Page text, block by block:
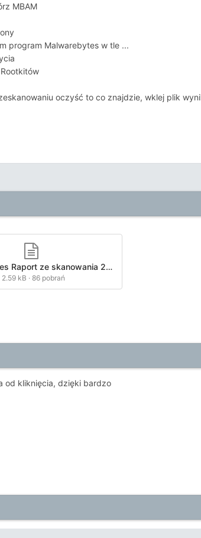
MBAM
program Malwarebytes w tle ...
oczyść to co znajdzie, wklej plik
Malwarebytes Raport ze skanowania 2024-09-01 103103.txt
2.59 kB ·86 pobrań
od kliknięcia, dzięki bardzo